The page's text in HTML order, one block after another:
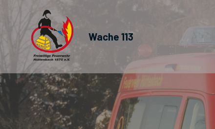
Wache 113